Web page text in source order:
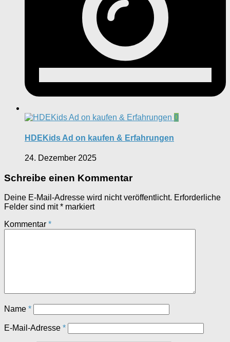
0
HDEKids Ad on kaufen & Erfahrungen
24. Dezember 2025
Schreibe einen Kommentar
Deine E-Mail-Adresse wird nicht veröffentlicht. Erforderliche
Felder sind mit* markiert
Kommentar *
Name *
E-Mail-Adresse *